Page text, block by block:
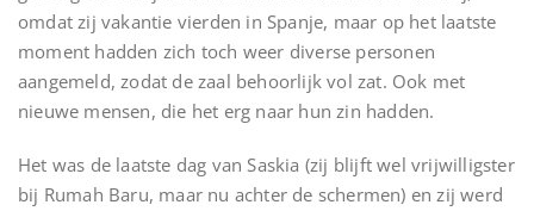
omdat zij vakantie vierden in Spanje, maar op het laatste
moment hadden zich toch weer diverse personen
aangemeld, zodat de zaal behoorlijk vol zat. Ook met
nieuwe mensen, die het erg naar hun zin hadden.
Het was de laatste dag van Saskia (zij blijft wel vrijwilligster
bij Rumah Baru, maar nu achter de schermen) en zij werd